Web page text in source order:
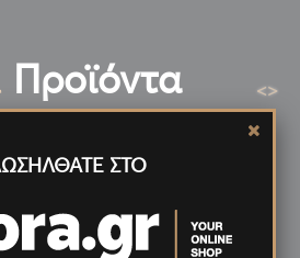
Προϊόντα <>
ΣΤΟ